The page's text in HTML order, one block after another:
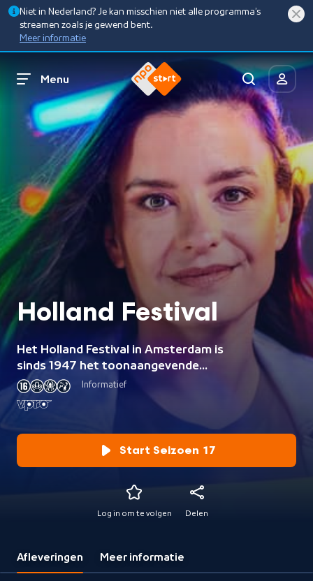
Niet in Nederland? Je kan misschien niet alle programma’s
streamen zoals je gewend bent.
Meer informatie
Menu
Holland Festival
Het Holland Festival in Amsterdam is
sinds 1947 het toonaangevende
internationale
podiumkunstenfestival in Nederland.
Eigenzinnige dans, spraakmakend
Informatief
Start Seizoen 17
Log in om te volgen Delen
Afleveringen Meer informatie